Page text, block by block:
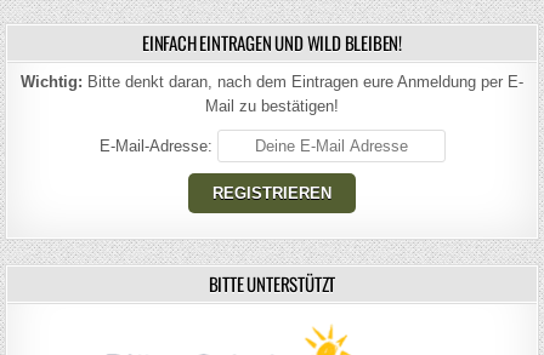
EINFACH EINTRAGEN UND WILD BLEIBEN!
Wichtig: Bitte denkt daran, nach dem Eintragen eure Anmeldung per E-
Mail zu bestätigen!
E-Mail-Adresse:
BITTE UNTERSTÜTZT